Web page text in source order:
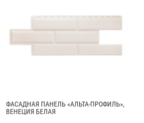
ФАСАДНАЯ ПАНЕЛЬ «АЛЬТА-ПРОФИЛЬ»,
ВЕНЕЦИЯ БЕЛАЯ